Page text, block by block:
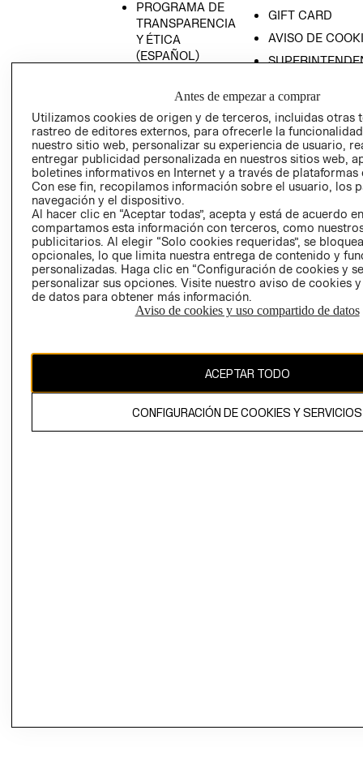
PROGRAMA DE
TRANSPARENCIA
Y ÉTICA
(ESPAÑOL)
TRANSPARENCIA
Y ÉTICA (INGLÉS)
GIFT CARD
AVISO DE
COMERCIO - SIC
PETICIONES
QUEJAS Y
RECLAMOS
Colombia ($)
CAMBIAR REGIÓN
propiedad de H&M Hennes & Mauritz AB.
Antes de empezar a comprar
Utilizamos cookies de origen y de terceros, incluidas otras
rastreo de editores externos, para ofrecerle la
nuestro sitio web, personalizar su experiencia de usuario,
entregar publicidad personalizada en nuestros sitios web,
boletines informativos en Internet y a través de plataformas
Con ese fin, recopilamos información sobre el usuario, los
navegación y el dispositivo.
Al hacer clic en “Aceptar todas”, acepta y está de acuerdo
compartamos esta información con terceros, como
publicitarios. Al elegir “Solo cookies requeridas”, se
opcionales, lo que limita nuestra entrega de contenido y
personalizadas. Haga clic en “Configuración de cookies y
personalizar sus opciones. Visite nuestro aviso de cookies
de datos para obtener más información.
Aviso de cookies y uso compartido de datos
ACEPTAR TODO
CONFIGURACIÓN DE COOKIES Y SERVICIOS